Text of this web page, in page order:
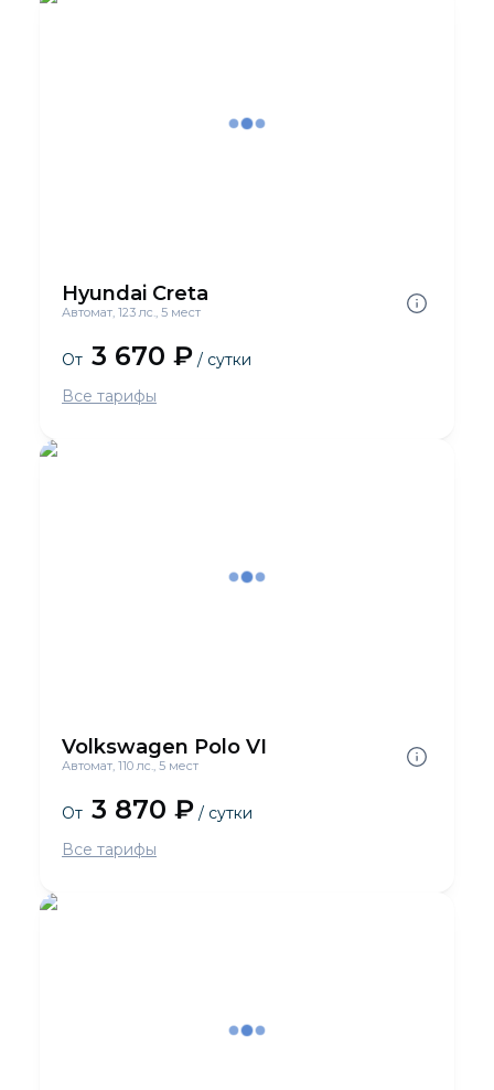
Hyundai Creta
Автомат, 123 лс., 5 мест
От 3 670 ₽ / сутки
Все тарифы
Volkswagen Polo VI
Автомат, 110 лс., 5 мест
От 3 870 ₽ / сутки
Все тарифы